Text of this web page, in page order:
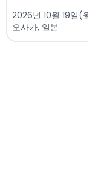
2026년 10월 19일(월
오사카, 일본